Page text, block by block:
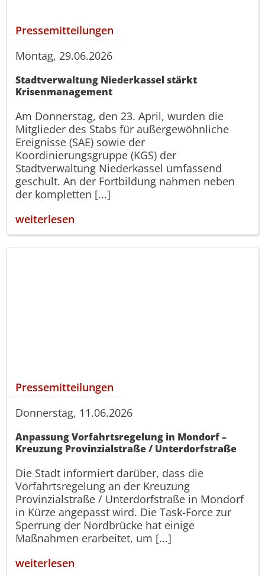
Pressemitteilungen
Montag, 29.06.2026
Stadtverwaltung Niederkassel stärkt
Krisenmanagement
Am Donnerstag, den 23. April, wurden die
Mitglieder des Stabs für außergewöhnliche
Ereignisse (SAE) sowie der
Koordinierungsgruppe (KGS) der
Stadtverwaltung Niederkassel umfassend
geschult. An der Fortbildung nahmen neben
der kompletten [...]
weiterlesen
Pressemitteilungen
Donnerstag, 11.06.2026
Anpassung Vorfahrtsregelung in Mondorf –
Kreuzung Provinzialstraße / Unterdorfstraße
Die Stadt informiert darüber, dass die
Vorfahrtsregelung an der Kreuzung
Provinzialstraße / Unterdorfstraße in Mondorf
in Kürze angepasst wird. Die Task-Force zur
Sperrung der Nordbrücke hat einige
Maßnahmen erarbeitet, um [...]
weiterlesen